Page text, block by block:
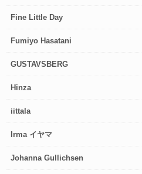
Fine Little Day
Fumiyo Hasatani
GUSTAVSBERG
Hinza
iittala
Irma イヤマ
Johanna Gullichsen